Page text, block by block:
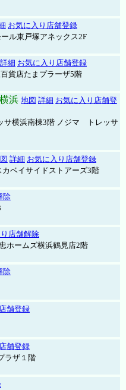
お気に入り店舗登録
ル東戸塚アネックス2F
詳細 お気に入り店舗登録
貨店たまプラーザ5階
浜 地図 詳細 お気に入り店舗登
サ横浜南棟3階 ノジマ トレッサ
詳細 お気に入り店舗登録
ベイサイドストアーズ3階
除
店舗解除
ホームズ横浜鶴見店2階
除
舗登録
舗登録
ラザ１階